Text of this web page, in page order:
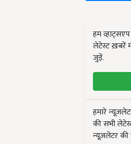
हम
लेटेस्ट ख़बरें
जुड़ें.
हमारे
की सभी
न्यूज़लेटर